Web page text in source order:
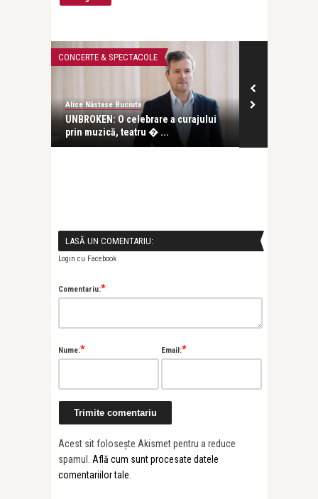
CONCERTE & SPECTACOLE
Alice Năstase Buciuta
UNBROKEN: O celebrare a curajului
prin muzică, teatru � ...
LASĂ UN COMENTARIU:
Login cu Facebook
Comentariu:*
Nume:* Email:*
Acest sit folosește Akismet pentru a reduce
spamul. Află cum sunt procesate datele
comentariilor tale